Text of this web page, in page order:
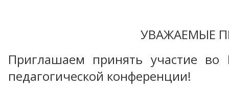
УВАЖАЕМЫЕ
Приглашаем принять участие во
педагогической конференции!